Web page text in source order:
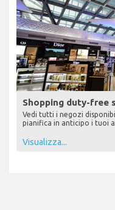
Shopping duty-free
Vedi tutti i negozi
pianifica in anticipo i tuoi
Visualizza...